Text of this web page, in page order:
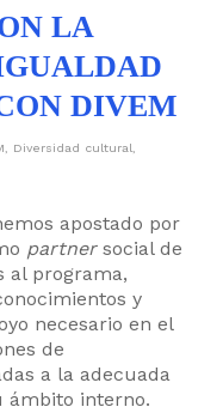
LA
DIVEM
, Diversidad cultural,
apostado por
partnersocial de
al programa,
y
necesario en el
de
a la adecuada
ámbito interno.